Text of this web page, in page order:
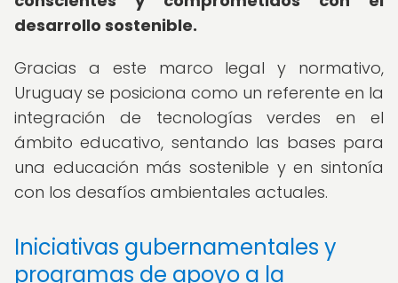
desarrollo sostenible.
Gracias a este marco legal y normativo,
Uruguay se posiciona como un referente en la
integración de tecnologías verdes en el
ámbito educativo, sentando las bases para
una educación más sostenible y en sintonía
con los desafíos ambientales actuales.
Iniciativas gubernamentales y
programas de apoyo a la